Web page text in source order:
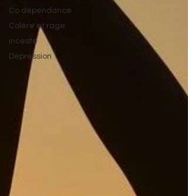
Co dépendance
Colère et rage
inceste
Dépression